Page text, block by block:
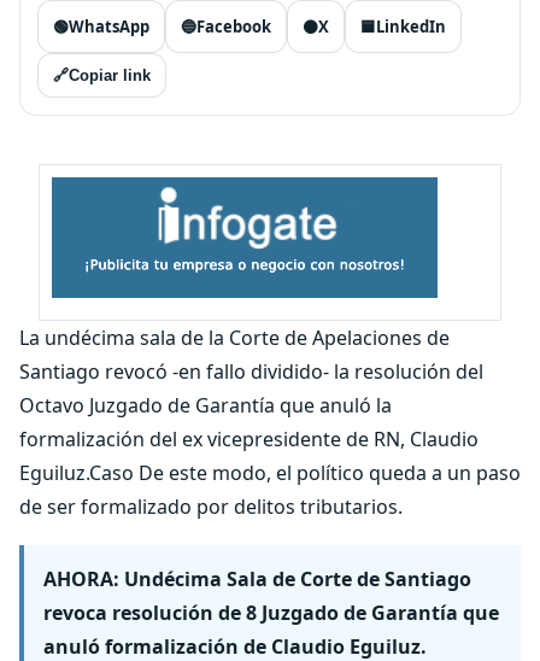
🟢WhatsApp 🔵Facebook ⚫X 🟦LinkedIn
🔗Copiar link
La undécima sala de la Corte de Apelaciones de
Santiago revocó -en fallo dividido- la resolución del
Octavo Juzgado de Garantía que anuló la
formalización del ex vicepresidente de RN, Claudio
Eguiluz.Caso De este modo, el político queda a un paso
de ser formalizado por delitos tributarios.
AHORA: Undécima Sala de Corte de Santiago
revoca resolución de 8 Juzgado de Garantía que
anuló formalización de Claudio Eguiluz.